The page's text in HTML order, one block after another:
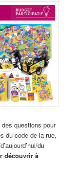
questions pour
du code de la rue,
du
découvrir à